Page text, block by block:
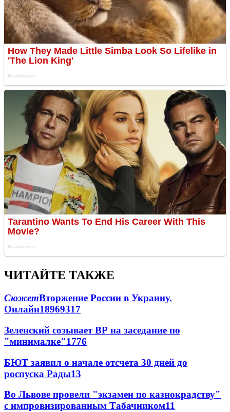
ЧИТАЙТЕ ТАКЖЕ
СюжетВторжение России в Украину.
Онлайн18969317
Зеленский созывает ВР на заседание по
"минималке"1776
БЮТ заявил о начале отсчета 30 дней до
роспуска Рады13
Во Львове провели "экзамен по казнокрадству"
с импровизированным Табачником11